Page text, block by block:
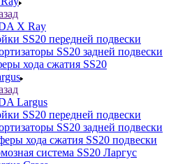
X Ray
SS20 передней подвески
SS20 задней подвески
хода сжатия SS20
Largus
SS20 передней подвески
SS20 задней подвески
хода сжатия SS20 подвески
система SS20 Ларгус